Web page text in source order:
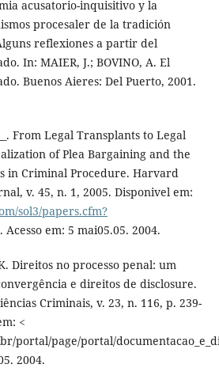
acusatorio-inquisitivo y la
procesaler de la tradición
reflexiones a partir del
In: MAIER, J.; BOVINO, A. El
Buenos Aieres: Del Puerto, 2001.
From Legal Transplants to Legal
of Plea Bargaining and the
in Criminal Procedure. Harvard
v. 45, n. 1, 2005. Disponivel em:
sol3/papers.cfm?
Acesso em: 5 mai05.05. 2004.
Direitos no processo penal: um
e direitos de disclosure.
Criminais, v. 23, n. 116, p. 239-
<
portal/page/portal/
2004.